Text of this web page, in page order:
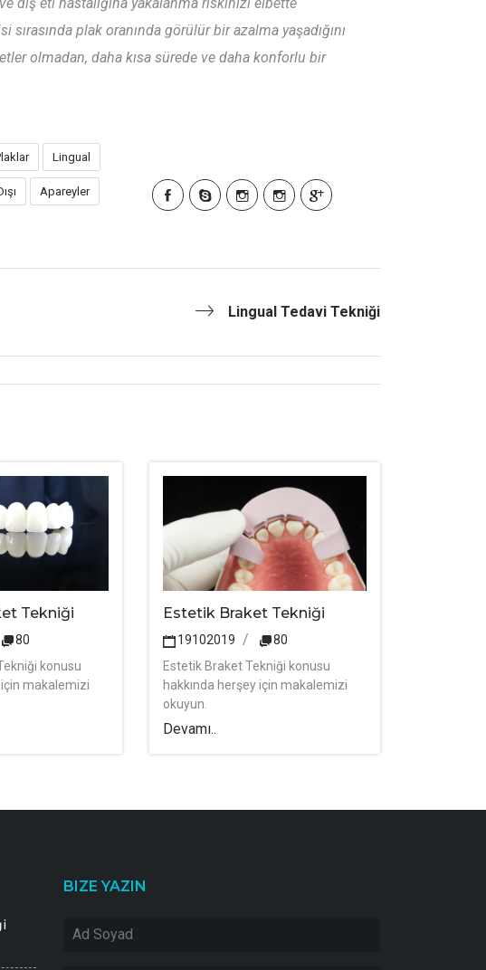
plak oranında görülür bir azalma yaşadığını
olmadan, daha kısa sürede ve daha konforlu bir
Lingual
Apareyler
Lingual Tedavi Tekniği
Tekniği
80
konusu
için makalemizi
Estetik Braket Tekniği
19102019
80
Estetik Braket Tekniği konusu
hakkında herşey için makalemizi
okuyun.
Devamı..
BIZE YAZIN